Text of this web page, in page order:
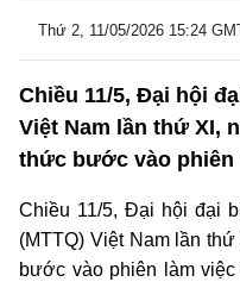
Thứ 2, 11/05/2026 15:24
Chiều 11/5, Đại hội
Việt Nam lần thứ XI,
thức bước vào phiên
Chiều 11/5, Đại hội đại
(MTTQ) Việt Nam lần
bước vào phiên làm